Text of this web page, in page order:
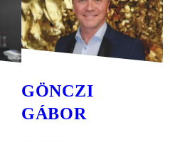
GÖNCZI
GÁBOR